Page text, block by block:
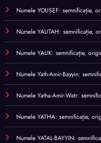
Numele YOUSEF: semnificație,
Numele YAUTAH: semnificație,
Numele YAUK: semnificație,
Numele Yath-Amir-Bayyin:
Numele Yatha-Amir-Watr:
Numele YATHA: semnificație,
Numele YATAL-BAYYIN: